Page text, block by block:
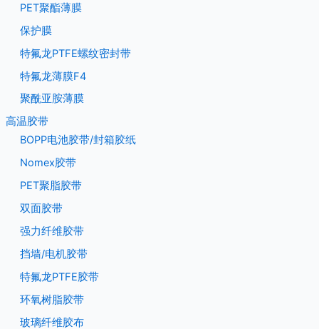
PET聚酯薄膜
保护膜
特氟龙PTFE螺纹密封带
特氟龙薄膜F4
聚酰亚胺薄膜
高温胶带
BOPP电池胶带/封箱胶纸
Nomex胶带
PET聚脂胶带
双面胶带
强力纤维胶带
挡墙/电机胶带
特氟龙PTFE胶带
环氧树脂胶带
玻璃纤维胶布